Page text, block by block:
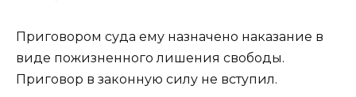
Приговором суда ему назначено наказание в
виде пожизненного лишения свободы.
Приговор в законную силу не вступил.